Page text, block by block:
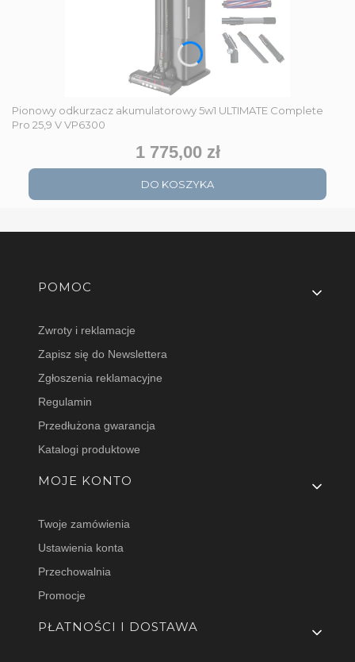
Pionowy odkurzacz akumulatorowy 5w1 ULTIMATE Complete
Pro 25,9 V VP6300
Cena
1 775,00 zł
DO KOSZYKA
Linki w stopce
POMOC
Zwroty i reklamacje
Zapisz się do Newslettera
Zgłoszenia reklamacyjne
Regulamin
Przedłużona gwarancja
Katalogi produktowe
MOJE KONTO
Twoje zamówienia
Ustawienia konta
Przechowalnia
Promocje
PŁATNOŚCI I DOSTAWA